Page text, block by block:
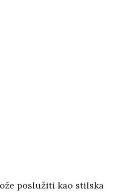
poslužiti kao stilska